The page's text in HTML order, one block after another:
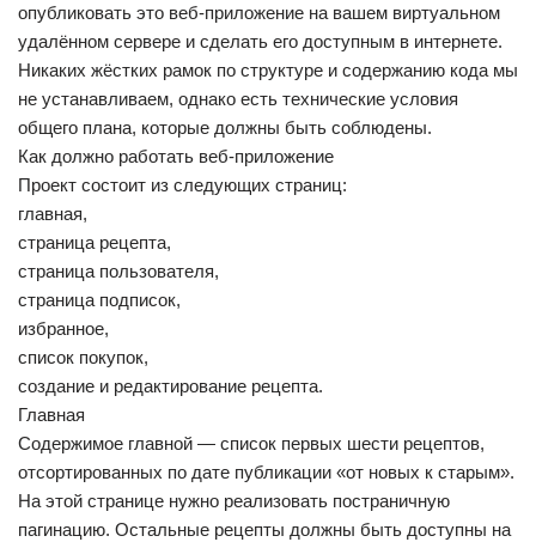
опубликовать это веб-приложение на вашем виртуальном
удалённом сервере и сделать его доступным в интернете.
Никаких жёстких рамок по структуре и содержанию кода мы
не устанавливаем, однако есть технические условия
общего плана, которые должны быть соблюдены.
Как должно работать веб-приложение
Проект состоит из следующих страниц:
главная,
страница рецепта,
страница пользователя,
страница подписок,
избранное,
список покупок,
создание и редактирование рецепта.
Главная
Содержимое главной — список первых шести рецептов,
отсортированных по дате публикации «от новых к старым».
На этой странице нужно реализовать постраничную
пагинацию. Остальные рецепты должны быть доступны на